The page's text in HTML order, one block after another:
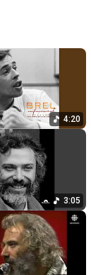
4:20
3:05